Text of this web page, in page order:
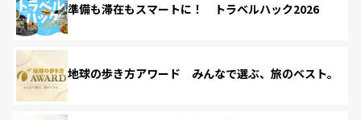
準備も滞在もスマートに！ トラベルハック2026
地球の歩き方アワード みんなで選ぶ、旅のベスト。